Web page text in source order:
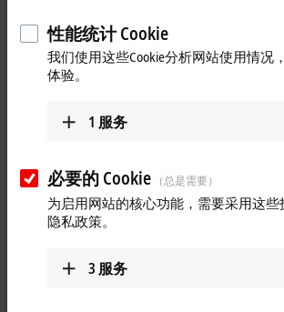
技
术
Sales, 越南
地址和联系方式
Representative office Vietnam
Thanh My Tay Ward
Ho Chi Minh City
越南
sales@beckhoff.com.vn
www.beckhoff.com/vi-vn/
性能统计 Cookie
我们使用这些Cookie分析网站使用情况
体验。
1 服务
必要的 Cookie （总是需要）
为启用网站的核心功能，需要采用这
隐私政策。
3 服务